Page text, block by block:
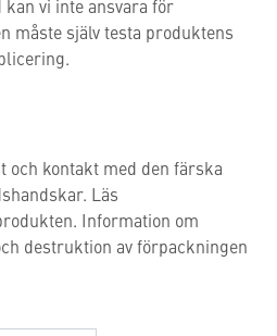
vi inte ansvara för
måste själv testa produktens
och kontakt med den färska
Läs
Information om
destruktion av förpackningen